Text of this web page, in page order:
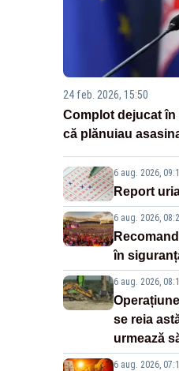
24 feb. 2026, 15:50
Complot dejucat
că plănuiau
6 aug. 2026,
Report
6 aug. 2026,
în
6 aug. 2026,
se reia
urmează
6 aug. 2026,